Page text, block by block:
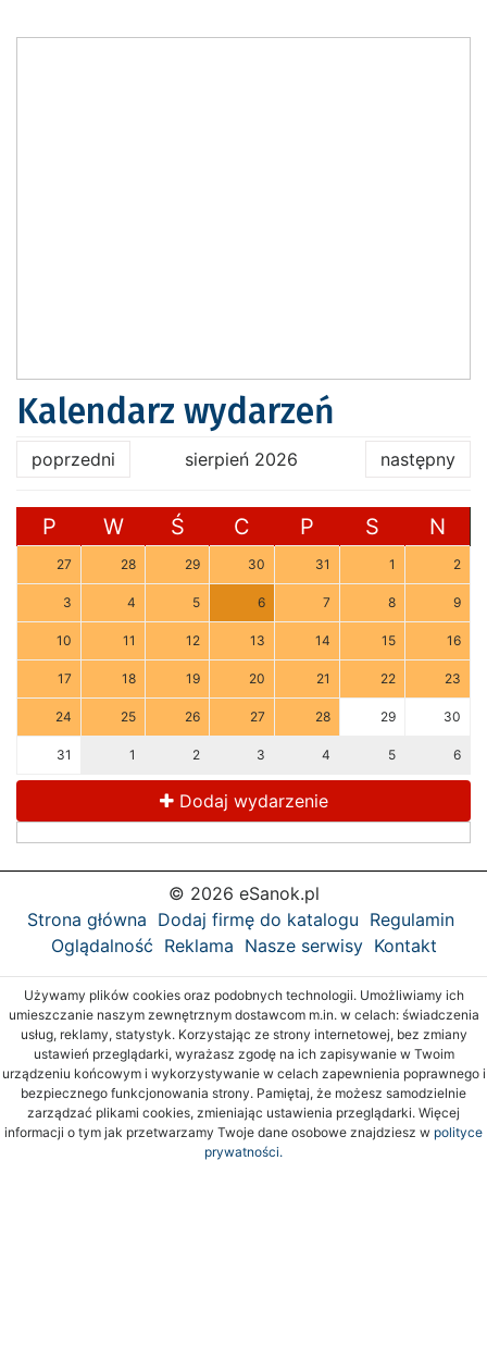
Kalendarz wydarzeń
poprzedni sierpień 2026 następny
P W Ś C P S N
27 28 29 30 31 1 2
3 4 5 6 7 8 9
10 11 12 13 14 15 16
17 18 19 20 21 22 23
24 25 26 27 28 29 30
31 1 2 3 4 5 6
Dodaj wydarzenie
© 2026 eSanok.pl
Strona główna Dodaj firmę do katalogu Regulamin
Oglądalność Reklama Nasze serwisy Kontakt
Używamy plików cookies oraz podobnych technologii. Umożliwiamy ich
umieszczanie naszym zewnętrznym dostawcom m.in. w celach: świadczenia
usług, reklamy, statystyk. Korzystając ze strony internetowej, bez zmiany
ustawień przeglądarki, wyrażasz zgodę na ich zapisywanie w Twoim
urządzeniu końcowym i wykorzystywanie w celach zapewnienia poprawnego i
bezpiecznego funkcjonowania strony. Pamiętaj, że możesz samodzielnie
zarządzać plikami cookies, zmieniając ustawienia przeglądarki. Więcej
informacji o tym jak przetwarzamy Twoje dane osobowe znajdziesz w polityce
prywatności.